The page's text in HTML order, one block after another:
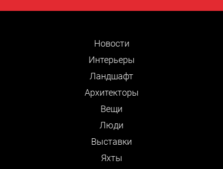
Новости
Интерьеры
Ландшафт
Архитекторы
Вещи
Люди
Выставки
Яхты